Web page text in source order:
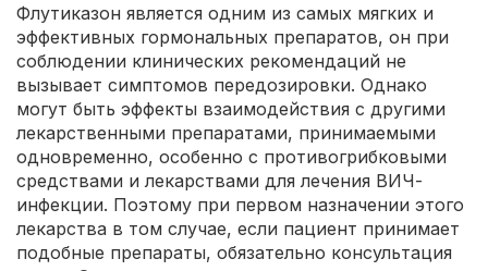
Флутиказон является одним из самых мягких и
эффективных гормональных препаратов, он при
соблюдении клинических рекомендаций не
вызывает симптомов передозировки. Однако
могут быть эффекты взаимодействия с другими
лекарственными препаратами, принимаемыми
одновременно, особенно с противогрибковыми
средствами и лекарствами для лечения ВИЧ-
инфекции. Поэтому при первом назначении этого
лекарства в том случае, если пациент принимает
подобные препараты, обязательно консультация